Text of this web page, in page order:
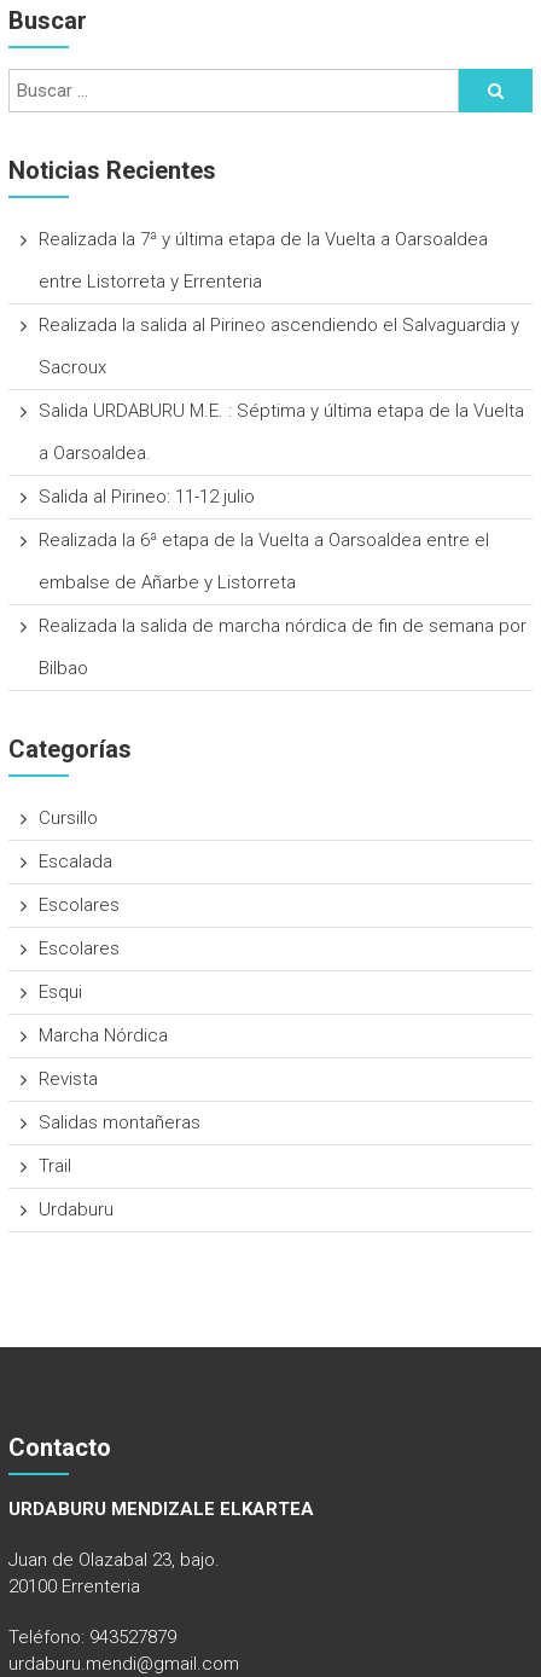
Buscar
Noticias Recientes
Realizada la 7ª y última etapa de la Vuelta a Oarsoaldea
entre Listorreta y Errenteria
Realizada la salida al Pirineo ascendiendo el Salvaguardia y
Sacroux
Salida URDABURU M.E. : Séptima y última etapa de la Vuelta
a Oarsoaldea.
Salida al Pirineo: 11-12 julio
Realizada la 6ª etapa de la Vuelta a Oarsoaldea entre el
embalse de Añarbe y Listorreta
Realizada la salida de marcha nórdica de fin de semana por
Bilbao
Categorías
Cursillo
Escalada
Escolares
Escolares
Esqui
Marcha Nórdica
Revista
Salidas montañeras
Trail
Urdaburu
Contacto
URDABURU MENDIZALE ELKARTEA
Juan de Olazabal 23, bajo.
20100 Errenteria
Teléfono: 943527879
urdaburu.mendi@gmail.com